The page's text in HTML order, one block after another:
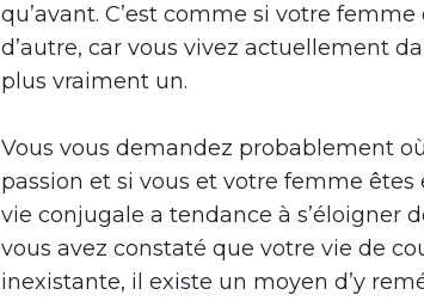
qu’avant. C’est comme si votre
d’autre, car vous vivez actuellement
plus vraiment un.
Vous vous demandez probablement
passion et si vous et votre femme êtes
vie conjugale a tendance à s’éloigner
vous avez constaté que votre vie de
inexistante, il existe un moyen d’y